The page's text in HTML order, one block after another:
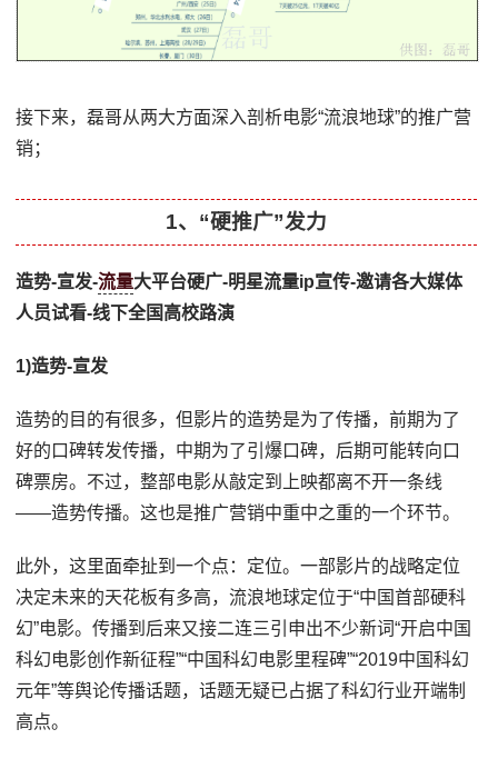
接下来，磊哥从两大方面深入剖析电影“流浪地球”的推广营
销；
1、“硬推广”发力
造势-宣发-流量大平台硬广-明星流量ip宣传-邀请各大媒体
人员试看-线下全国高校路演
1)造势-宣发
造势的目的有很多，但影片的造势是为了传播，前期为了
好的口碑转发传播，中期为了引爆口碑，后期可能转向口
碑票房。不过，整部电影从敲定到上映都离不开一条线
——造势传播。这也是推广营销中重中之重的一个环节。
此外，这里面牵扯到一个点：定位。一部影片的战略定位
决定未来的天花板有多高，流浪地球定位于“中国首部硬科
幻”电影。传播到后来又接二连三引申出不少新词“开启中国
科幻电影创作新征程”“中国科幻电影里程碑”“2019中国科幻
元年”等舆论传播话题，话题无疑已占据了科幻行业开端制
高点。